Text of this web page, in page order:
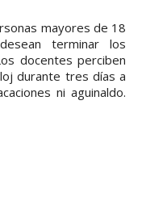
mayores de 18
terminar los
docentes perciben
durante tres días a
ni aguinaldo.